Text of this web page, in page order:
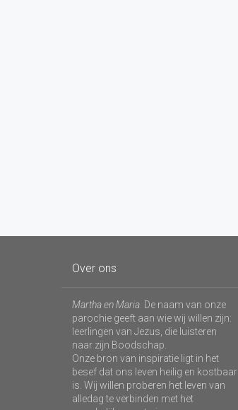
Over ons
Martha en Maria . De naam van onze
parochie geeft aan wie wij willen zijn:
leerlingen van Jezus, die luisteren
naar zijn Boodschap.
Onze bron van inspiratie ligt in het
besef dat ons leven heilig en kostbaar
is. Wij willen proberen het leven van
alledag te verbinden met het